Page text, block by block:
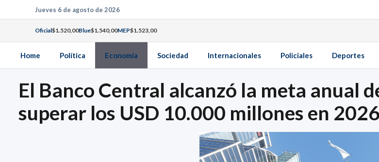
al
contenido
Jueves 6 de agosto de 2026
Oficial$1.520,00Blue$1.540,00MEP$1.523,00
Home Política Economía Sociedad Internacionales Policiales Deportes
El Banco Central alcanzó la meta anual
superar los USD 10.000 millones en 2026